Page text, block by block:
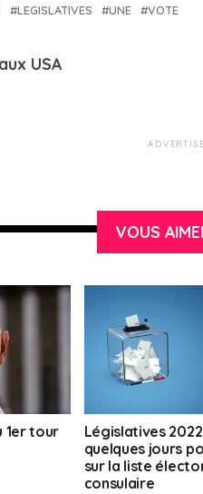
LEGISLATIVES UNE VOTE
USA
VOUS
1er tour
Législatives 2022
quelques jours
sur la liste
consulaire